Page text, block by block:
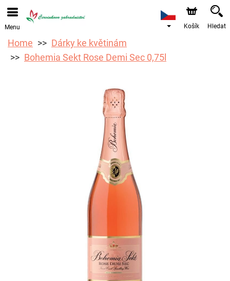
Objednávky přes e-shop přijímáme. Nejbližší možné
doručení je od 12.8.2026 z důvodu dovolené.
Menu Košík Hledat
Home
Dárky ke květinám
Bohemia Sekt Rose Demi Sec 0,75l